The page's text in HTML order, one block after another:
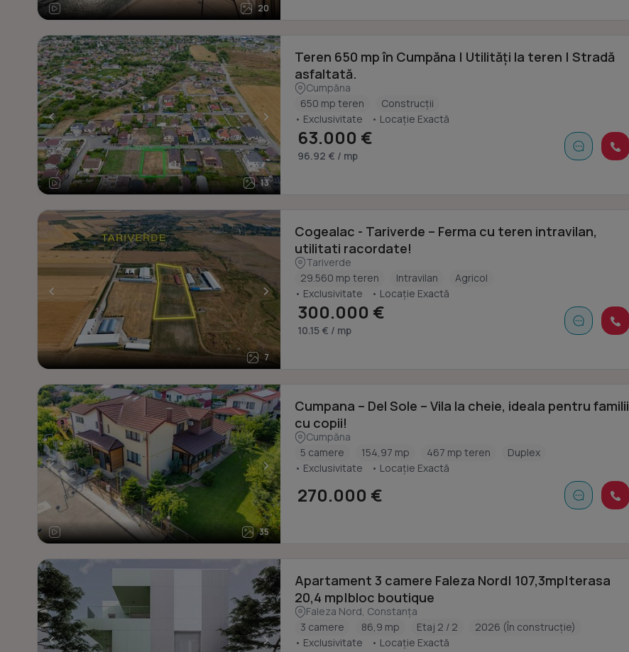
20
13
< >
Teren 650 mp în Cumpăna | Utilități la teren | Stradă
asfaltată.
Cumpăna
650 mp teren
Construcții
• Exclusivitate
• Locație Exactă
63.000 €
96.92 € / mp
7
< >
Cogealac - Tariverde – Ferma cu teren intravilan,
utilitati racordate!
Tariverde
29.560 mp teren
Intravilan
Agricol
• Exclusivitate
• Locație Exactă
300.000 €
10.15 € / mp
35
< >
Cumpana – Del Sole – Vila la cheie, ideala pentru familii
cu copii!
Cumpăna
5 camere
154,97 mp 467 mp teren
Duplex
• Exclusivitate
• Locație Exactă
270.000 €
< >
Apartament 3 camere Faleza Nord| 107,3mp|terasa
20,4 mp|bloc boutique
Faleza Nord, Constanța
3 camere
86,9 mp Etaj 2 / 2
2026 (În construcție)
• Exclusivitate
• Locație Exactă